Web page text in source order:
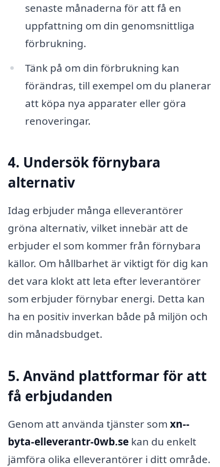
senaste månaderna för att få en
uppfattning om din genomsnittliga
förbrukning.
Tänk på om din förbrukning kan
förändras, till exempel om du planerar
att köpa nya apparater eller göra
renoveringar.
4. Undersök förnybara
alternativ
Idag erbjuder många elleverantörer
gröna alternativ, vilket innebär att de
erbjuder el som kommer från förnybara
källor. Om hållbarhet är viktigt för dig kan
det vara klokt att leta efter leverantörer
som erbjuder förnybar energi. Detta kan
ha en positiv inverkan både på miljön och
din månadsbudget.
5. Använd plattformar för att
få erbjudanden
Genom att använda tjänster som xn--
byta-elleverantr-0wb.se kan du enkelt
jämföra olika elleverantörer i ditt område.